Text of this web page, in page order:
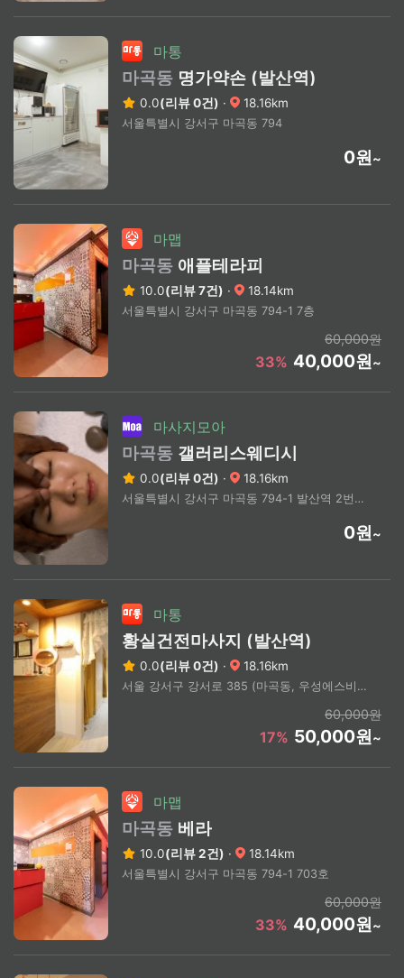
마통
마곡동 명가약손 (발산역)
0.0(리뷰 0건) · 18.16km
서울특별시 강서구 마곡동 794
0원~
마맵
마곡동 애플테라피
10.0(리뷰 7건) · 18.14km
서울특별시 강서구 마곡동 794-1 7층
60,000원
33% 40,000원~
마사지모아
마곡동 갤러리스웨디시
0.0(리뷰 0건) · 18.16km
서울특별시 강서구 마곡동 794-1 발산역 2번출구 부근
0원~
마통
황실건전마사지 (발산역)
0.0(리뷰 0건) · 18.16km
서울 강서구 강서로 385 (마곡동, 우성에스비타워)
60,000원
17% 50,000원~
마맵
마곡동 베라
10.0(리뷰 2건) · 18.14km
서울특별시 강서구 마곡동 794-1 703호
60,000원
33% 40,000원~